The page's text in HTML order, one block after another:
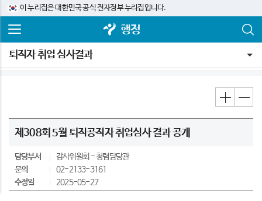
이 누리집은 대한민국 공식 전자정부 누리집입니다.
행정
퇴직자 취업 심사결과
제308회 5월 퇴직공직자 취업심사 결과 공개
담당부서 감사위원회
청렴담당관
문의
02-2133-3161
수정일
2025-05-27